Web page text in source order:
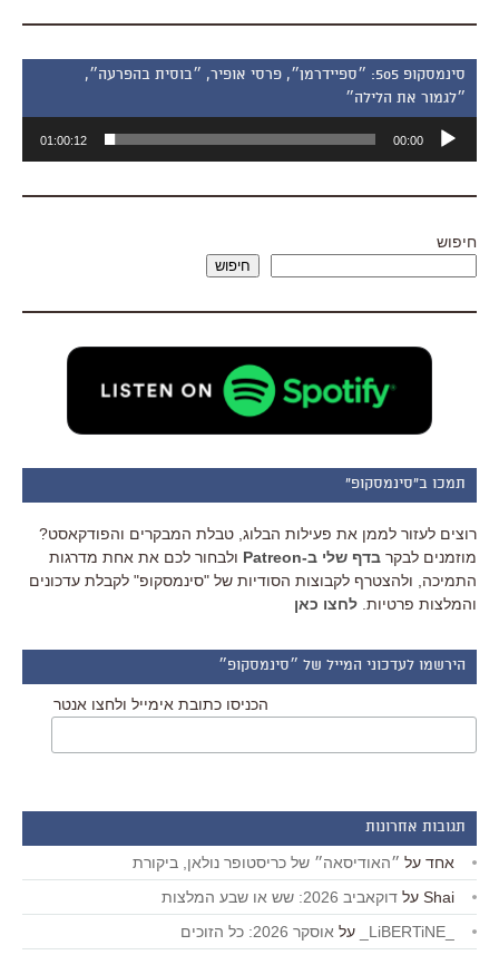
סינמסקופ 505: ״ספיידרמן״, פרסי אופיר, ״בוסית בהפרעה״,
״לגמור את הלילה״
אודיו
00:00
01:00:12
חיפוש
חיפוש
תמכו ב"סינמסקופ"
רוצים לעזור לממן את פעילות הבלוג, טבלת המבקרים והפודקאסט?
מוזמנים לבקר בדף שלי ב-Patreon
ולבחור לכם את אחת מדרגות
התמיכה, ולהצטרף לקבוצות הסודיות של "סינמסקופ" לקבלת עדכונים
והמלצות פרטיות. לחצו כאן
הירשמו לעדכוני המייל של ״סינמסקופ״
הכניסו כתובת אימייל ולחצו אנטר
תגובות אחרונות
אחד על ״האודיסאה״ של כריסטופר נולאן, ביקורת
Shai על דוקאביב 2026: שש או שבע המלצות
על אוסקר 2026: כל הזוכים